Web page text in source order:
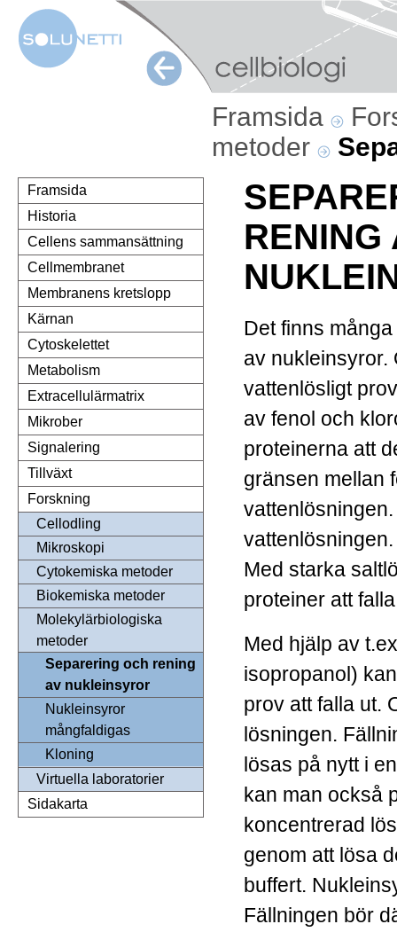
Framsida
metoder
Framsida
Historia
Cellens sammansättning
Cellmembranet
Membranens kretslopp
Kärnan
Cytoskelettet
Metabolism
Extracellulärmatrix
Mikrober
Signalering
Tillväxt
Forskning
Cellodling
Mikroskopi
Cytokemiska metoder
Biokemiska metoder
Molekylärbiologiska
metoder
Separering och rening
av nukleinsyror
Nukleinsyror
mångfaldigas
Kloning
Virtuella laboratorier
Sidakarta
RENING
Det finns
av nukleinsyror.
vattenlösligt
av fenol och
proteinerna att
gränsen mellan
vattenlösningen.
Med starka
proteiner att
Med hjälp av
isopropanol)
prov att falla ut.
lösningen.
lösas på nytt i
kan man också
koncentrerad
genom att lösa
buffert.
Fällningen bör